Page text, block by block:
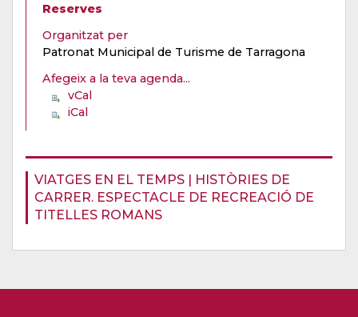
VIATGES EN EL TEMPS | HISTÒRIES DE
CARRER. ESPECTACLE DE RECREACIÓ DE
TITELLES ROMANS
Reserves
Organitzat per
Patronat Municipal de Turisme de Tarragona
Afegeix a la teva agenda...
vCal
iCal